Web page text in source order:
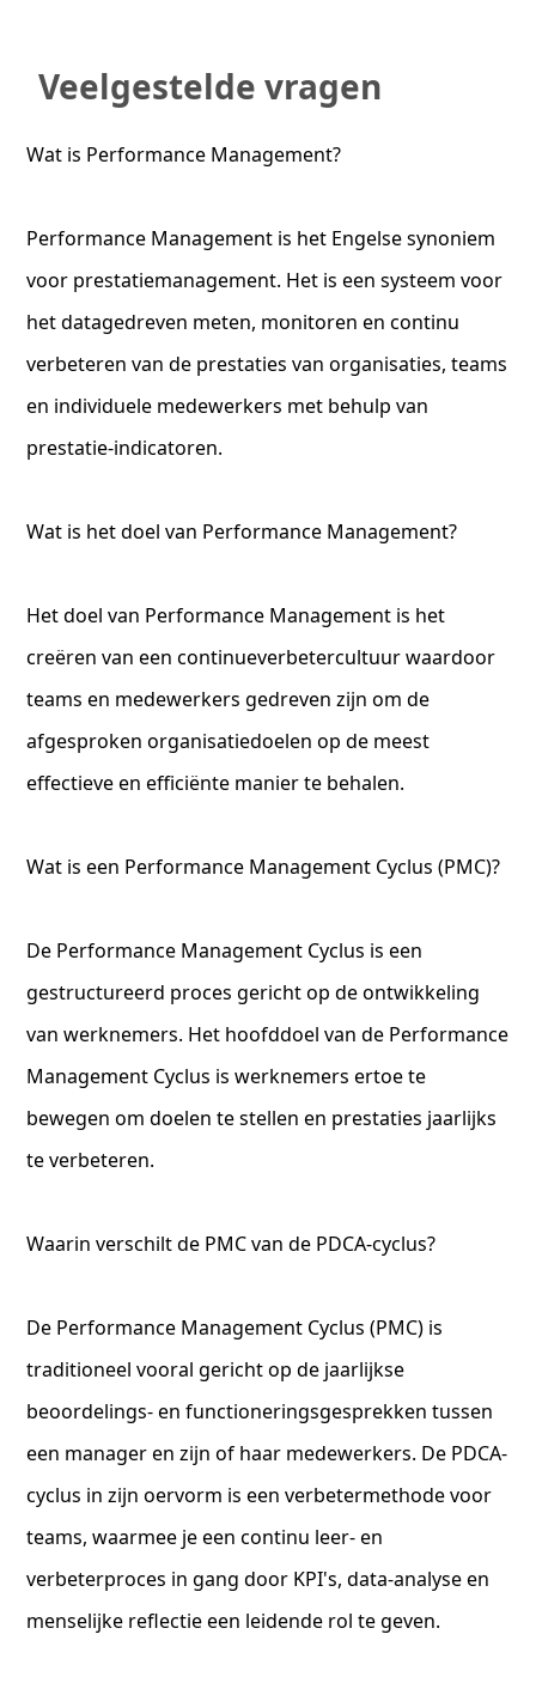
Veelgestelde vragen
Wat is Performance Management?
Performance Management is het Engelse synoniem
voor prestatiemanagement. Het is een systeem voor
het datagedreven meten, monitoren en continu
verbeteren van de prestaties van organisaties, teams
en individuele medewerkers met behulp van
prestatie-indicatoren.
Wat is het doel van Performance Management?
Het doel van Performance Management is het
creëren van een continueverbetercultuur waardoor
teams en medewerkers gedreven zijn om de
afgesproken organisatiedoelen op de meest
effectieve en efficiënte manier te behalen.
Wat is een Performance Management Cyclus (PMC)?
De Performance Management Cyclus is een
gestructureerd proces gericht op de ontwikkeling
van werknemers. Het hoofddoel van de Performance
Management Cyclus is werknemers ertoe te
bewegen om doelen te stellen en prestaties jaarlijks
te verbeteren.
Waarin verschilt de PMC van de PDCA-cyclus?
De Performance Management Cyclus (PMC) is
traditioneel vooral gericht op de jaarlijkse
beoordelings- en functioneringsgesprekken tussen
een manager en zijn of haar medewerkers. De PDCA-
cyclus in zijn oervorm is een verbetermethode voor
teams, waarmee je een continu leer- en
verbeterproces in gang door KPI's, data-analyse en
menselijke reflectie een leidende rol te geven.